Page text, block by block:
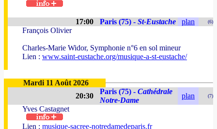
17:00 Paris (75) - St-Eustache plan (6)
François Olivier
Charles-Marie Widor, Symphonie n°6 en sol mineur
Lien : www.saint-eustache.org/musique-a-st-eustache/
Mardi 11 Août 2026
20:30
Paris (75) - Cathédrale
Notre-Dame
plan (7)
Yves Castagnet
Lien : musique-sacree-notredamedeparis.fr